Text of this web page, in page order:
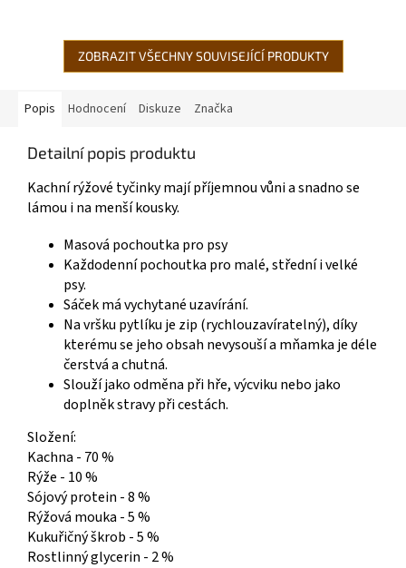
ZOBRAZIT VŠECHNY SOUVISEJÍCÍ PRODUKTY
Popis Hodnocení Diskuze Značka
Detailní popis produktu
Kachní rýžové tyčinky mají příjemnou vůni a snadno se
lámou i na menší kousky.
Masová pochoutka pro psy
Každodenní pochoutka pro malé, střední i velké
psy.
Sáček má vychytané uzavírání.
Na vršku pytlíku je zip (rychlouzavíratelný), díky
kterému se jeho obsah nevysouší a mňamka je déle
čerstvá a chutná.
Slouží jako odměna při hře, výcviku nebo jako
doplněk stravy při cestách.
Složení:
Kachna - 70 %
Rýže - 10 %
Sójový protein - 8 %
Rýžová mouka - 5 %
Kukuřičný škrob - 5 %
Rostlinný glycerin - 2 %